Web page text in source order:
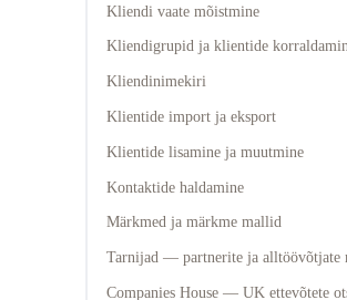
Kliendi vaate mõistmine
Kliendigrupid ja klientide
Kliendinimekiri
Klientide import ja eksport
Klientide lisamine ja muutmine
Kontaktide haldamine
Märkmed ja märkme mallid
Tarnijad — partnerite ja alltöövõtjate
Companies House — UK ettevõtete